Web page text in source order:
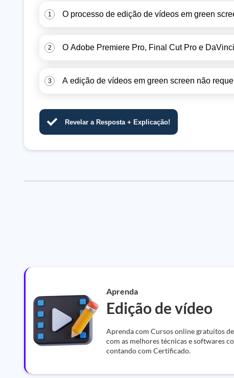
1 O processo de edição de vídeos em green
2 O Adobe Premiere Pro, Final Cut Pro e
3 A edição de vídeos em green screen não
Revelar a Resposta + Explicação!
Aprenda
Edição de vídeo
Aprenda com Cursos online gratuitos
com as melhores técnicas e softwares
contando com Certificado.